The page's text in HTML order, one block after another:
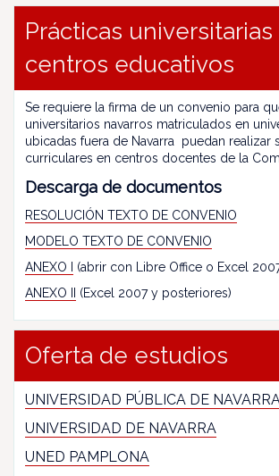
Prácticas universitarias
centros educativos
Se requiere la firma de un convenio para
universitarios navarros matriculados en
ubicadas fuera de Navarra puedan realizar
curriculares en centros docentes de la
Descarga de documentos
RESOLUCIÓN TEXTO DE CONVENIO
MODELO TEXTO DE CONVENIO
ANEXO I
(abrir con Libre Office o Excel
ANEXO II
(Excel 2007 y posteriores)
Oferta de estudios
UNIVERSIDAD PÚBLICA DE
UNIVERSIDAD DE NAVARRA
UNED PAMPLONA